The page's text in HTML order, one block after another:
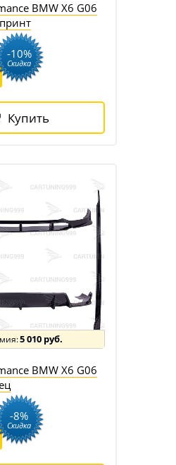
BMW X6 G06
-10%
Скидка
Купить
5 010 руб.
BMW X6 G06
-8%
Скидка